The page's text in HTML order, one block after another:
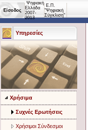
Είσοδος
Ψηφιακή
Ελλάδα
2007-
2013
Ε.Π.
"Ψηφιακή
Σύγκλιση"
Υπηρεσίες
Χρήσιμα
Συχνές Ερωτήσεις
Χρήσιμοι Σύνδεσμοι